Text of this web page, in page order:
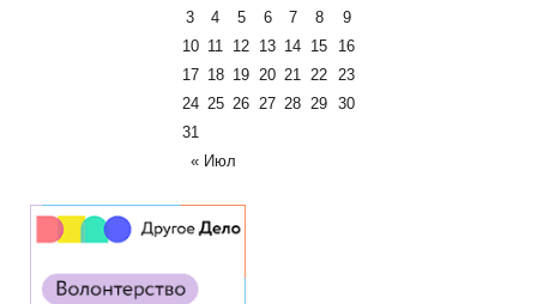
« Июл
3
4 5 6 7 8
9
10 11 12 13 14 15
16
17 18 19 20 21 22 23
24 25 26 27 28 29 30
31